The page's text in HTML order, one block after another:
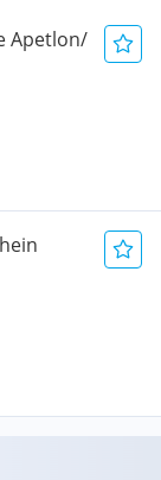
Apetlon/